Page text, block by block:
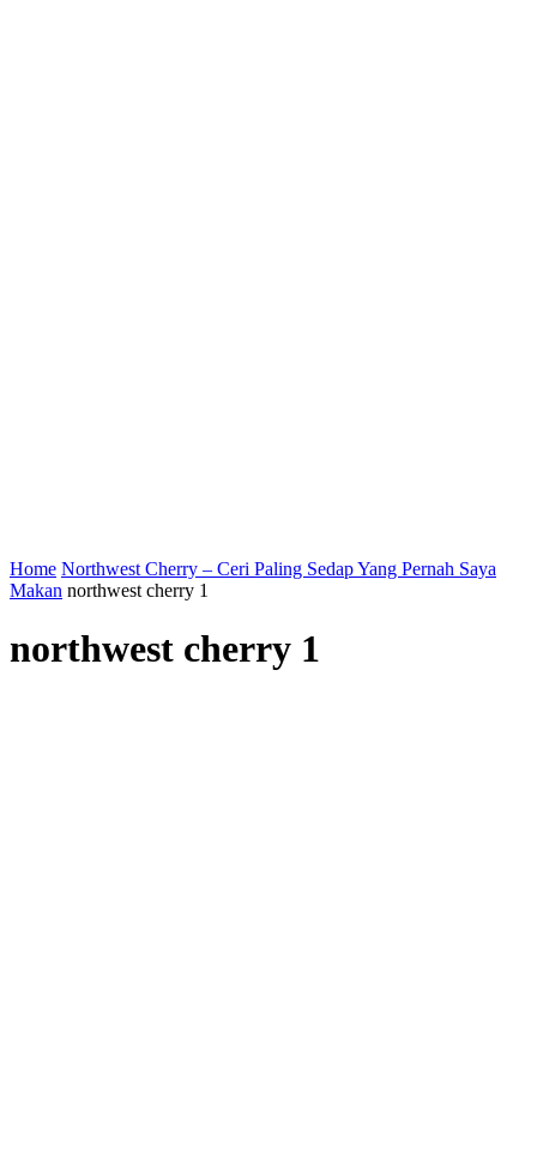
Home Northwest Cherry – Ceri Paling Sedap Yang Pernah Saya
Makan northwest cherry 1
northwest cherry 1